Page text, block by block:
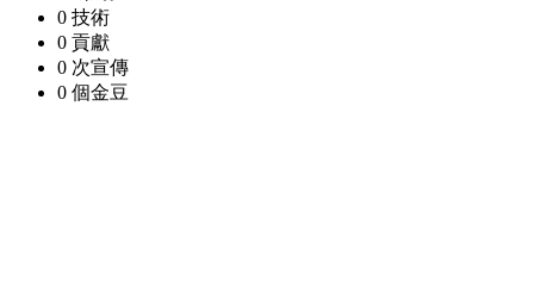
0 技術
0 貢獻
0 次宣傳
0 個金豆